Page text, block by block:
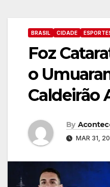
BRASIL CIDADE
Foz
o
Caldeirão
By
MAR 31,